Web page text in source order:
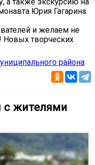
Юрия Гагарина.
и желаем не
Новых творческих
района
с жителями